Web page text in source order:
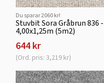
Du sparar 2060 kr!
Stuvbit Sora Gråbrun 836 -
4,00x1,25m (5m2)
644 kr
(Ord. pris: 3,219 kr)